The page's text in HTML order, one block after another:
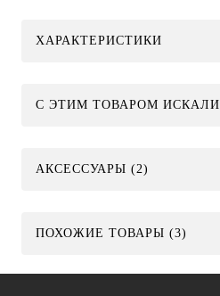
ХАРАКТЕРИСТИКИ
C ЭТИМ ТОВАРОМ ИСКАЛИ
АКСЕССУАРЫ (2)
ПОХОЖИЕ ТОВАРЫ (3)